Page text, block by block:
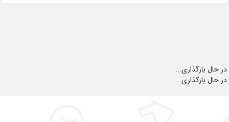
در حال بارگذاری...
در حال بارگذاری...